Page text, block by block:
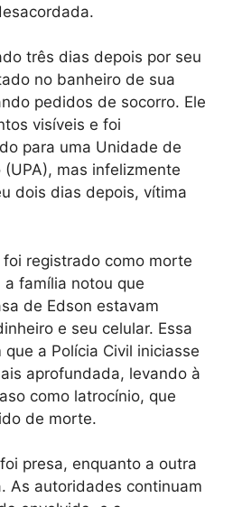
três dias depois por seu
no banheiro de sua
pedidos de socorro. Ele
visíveis e foi
para uma Unidade de
mas infelizmente
dois dias depois, vítima
registrado como morte
família notou que
de Edson estavam
e seu celular. Essa
a Polícia Civil iniciasse
aprofundada, levando à
como latrocínio, que
de morte.
presa, enquanto a outra
As autoridades continuam